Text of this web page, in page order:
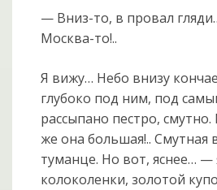
— Вниз-то, в провал
Москва-то!..
Я вижу… Небо внизу
глубоко под ним, под
рассыпано пестро,
же она большая!.. Смутная
туманце. Но вот, яснее… —
колоколенки, золотой